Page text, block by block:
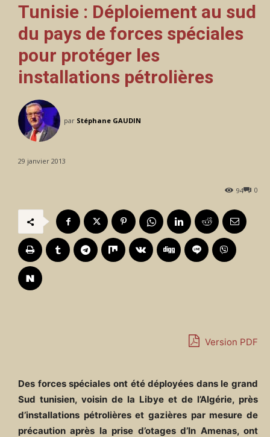
Tunisie : Déploiement au sud
du pays de forces spéciales
pour protéger les
installations pétrolières
par Stéphane GAUDIN
29 janvier 2013
0
94
Version PDF
Des forces spéciales ont été déployées dans le grand
Sud tunisien, voisin de la Libye et de l’Algérie, près
d’installations pétrolières et gazières par mesure de
précaution après la prise d’otages d’In Amenas, ont